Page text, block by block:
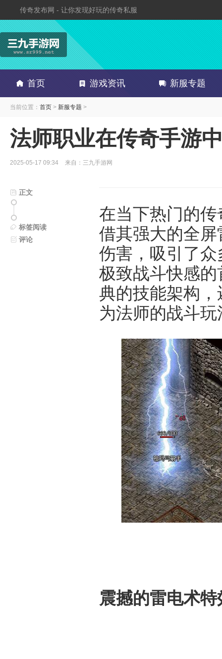
传奇发布网 - 让你发现好玩的传奇私服
首页 游戏资讯 新服专题
当前位置： 首页 > 新服专题 >
法师职业在传奇手游
2025-05-17 09:34 来自：三九手游网
在当下热门的
借其强大的全
伤害，吸引了
极致战斗快感
典的技能架构
为法师的战斗
震撼的雷电术特
正文
标签阅读
评论